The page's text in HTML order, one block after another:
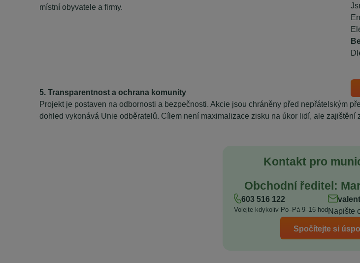
místní obyvatele a firmy.
5. Transparentnost a ochrana komunity
Projekt je postaven na odbornosti a bezpečnosti. Akcie jsou chráněny před nepřátelským
dohled vykonává Unie odběratelů. Cílem není maximalizace zisku na úkor lidí, ale zajištění
Kontakt pro
Obchodní ředitel:
603 516 122
Volejte kdykoliv Po–Pá 9–16 hodNapište
Spočítejte si